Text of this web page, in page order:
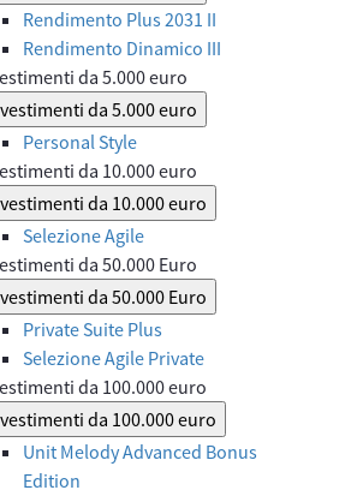
Rendimento Plus 2031 II
Rendimento Dinamico III
da 5.000 euro
da 5.000 euro
Personal Style
da 10.000 euro
da 10.000 euro
Selezione Agile
da 50.000 Euro
da 50.000 Euro
Private Suite Plus
Selezione Agile Private
da 100.000 euro
da 100.000 euro
Unit Melody Advanced Bonus
Edition